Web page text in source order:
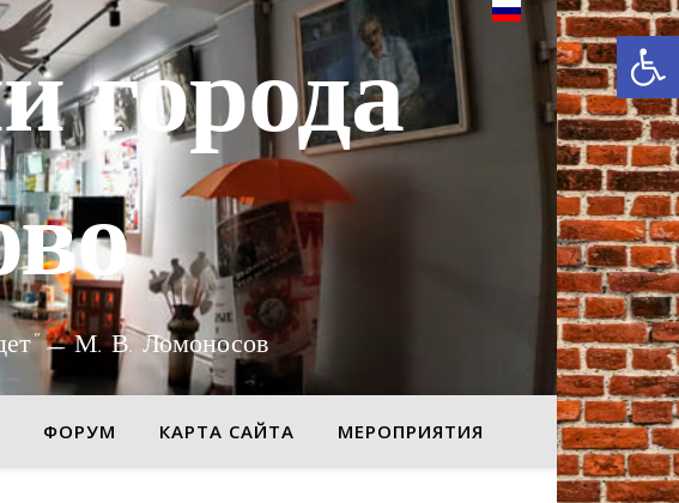
города
— М. В. Ломоносов
ФОРУМ КАРТА САЙТА МЕРОПРИЯТИЯ